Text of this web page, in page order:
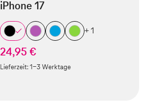
iPhone 17
+ 1
24,95 €
Lieferzeit:1-3 Werktage